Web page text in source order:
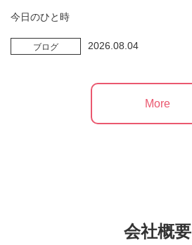
今日のひと時
ブログ 2026.08.04
More
会社概要